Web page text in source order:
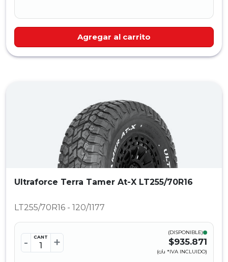
Agregar al carrito
Ultraforce Terra Tamer At-X LT255/70R16
LT255/70R16 - 120/1177
- CANT +
(DISPONIBLE)
$935.871
(c/u *IVA INCLUIDO)